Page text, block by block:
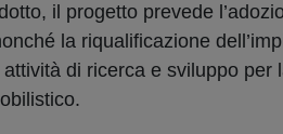
il progetto prevede
la riqualificazione
di ricerca e sviluppo